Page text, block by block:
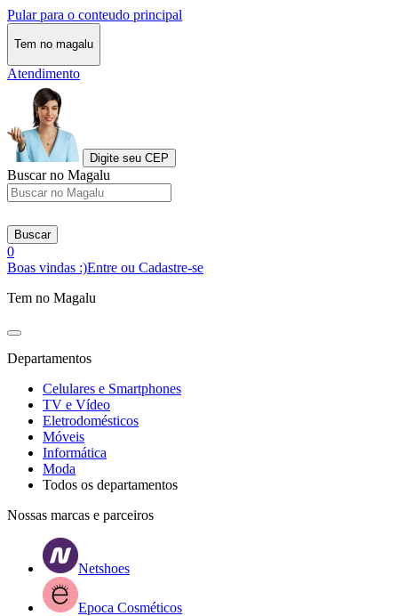
Pular para o conteudo principal
Tem no magalu
Atendimento
Digite seu CEP
Buscar no Magalu
Buscar
0
Boas vindas :)Entre ou Cadastre-se
Tem no Magalu
Departamentos
Celulares e Smartphones
TV e Vídeo
Eletrodomésticos
Móveis
Informática
Moda
Todos os departamentos
Nossas marcas e parceiros
Netshoes
Epoca Cosméticos